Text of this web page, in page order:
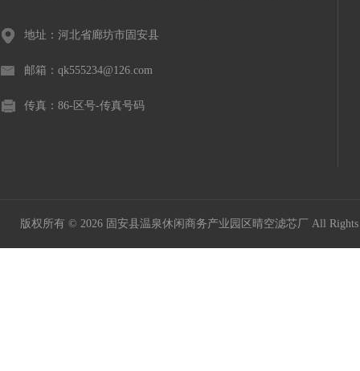
地址：河北省廊坊市固安县
邮箱：qk555234@126.com
传真：86-区号-传真号码
版权所有 © 2026 固安县温泉休闲商务产业园区晴空滤芯厂 All